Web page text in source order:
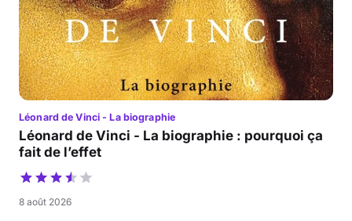
Léonard de Vinci - La biographie
Léonard de Vinci - La biographie : pourquoi ça
fait de l’effet
8 août 2026